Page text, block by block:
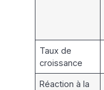
Taux de
croissance
Réaction à la